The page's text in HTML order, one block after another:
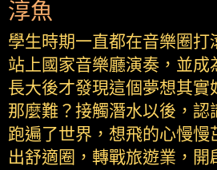
淳魚
學生時期一直都在音樂圈打
站上國家音樂廳演奏，並成
長大後才發現這個夢想其實
那麼難？接觸潛水以後，認
跑遍了世界，想飛的心慢慢
出舒適圈，轉戰旅遊業，開